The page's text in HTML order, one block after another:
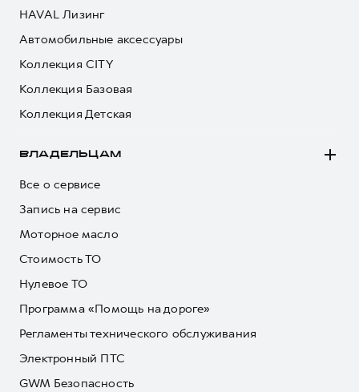
HAVAL Лизинг
Автомобильные аксессуары
Коллекция CITY
Коллекция Базовая
Коллекция Детская
ВЛАДЕЛЬЦАМ
Все о сервисе
Запись на сервис
Моторное масло
Стоимость ТО
Нулевое ТО
Программа «Помощь на дороге»
Регламенты технического обслуживания
Электронный ПТС
GWM Безопасность